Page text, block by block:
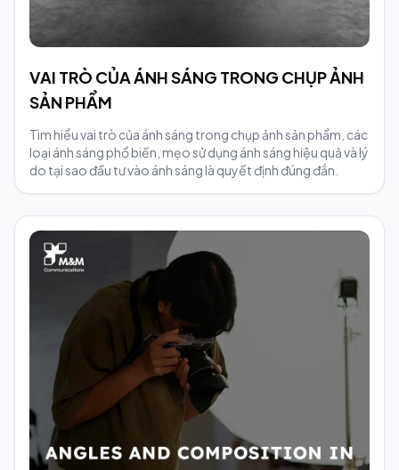
VAI TRÒ CỦA ÁNH SÁNG TRONG CHỤP ẢNH
SẢN PHẨM
Tìm hiểu vai trò của ánh sáng trong chụp ảnh sản phẩm, các
loại ánh sáng phổ biến, mẹo sử dụng ánh sáng hiệu quả và lý
do tại sao đầu tư vào ánh sáng là quyết định đúng đắn.